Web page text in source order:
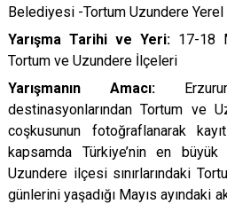
Belediyesi -Tortum Uzundere Yerel
Yarışma Tarihi ve Yeri: 17-18
Tortum ve Uzundere İlçeleri
Yarışmanın Amacı:
destinasyonlarından Tortum ve
coşkusunun fotoğraflanarak
kapsamda
Türkiye’nin en
Uzundere ilçesi sınırlarındaki
günlerini yaşadığı Mayıs ayındaki